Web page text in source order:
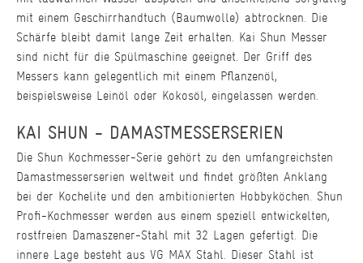
mit einem Geschirrhandtuch (Baumwolle) abtrocknen. Die
Schärfe bleibt damit lange Zeit erhalten. Kai Shun Messer
sind nicht für die Spülmaschine geeignet. Der Griff des
Messers kann gelegentlich mit einem Pflanzenöl,
beispielsweise Leinöl oder Kokosöl, eingelassen werden.
KAI SHUN - DAMASTMESSERSERIEN
Die Shun Kochmesser-Serie gehört zu den umfangreichsten
Damastmesserserien weltweit und findet größten Anklang
bei der Kochelite und den ambitionierten Hobbyköchen. Shun
Profi-Kochmesser werden aus einem speziell entwickelten,
rostfreien Damaszener-Stahl mit 32 Lagen gefertigt. Die
innere Lage besteht aus VG MAX Stahl. Dieser Stahl ist